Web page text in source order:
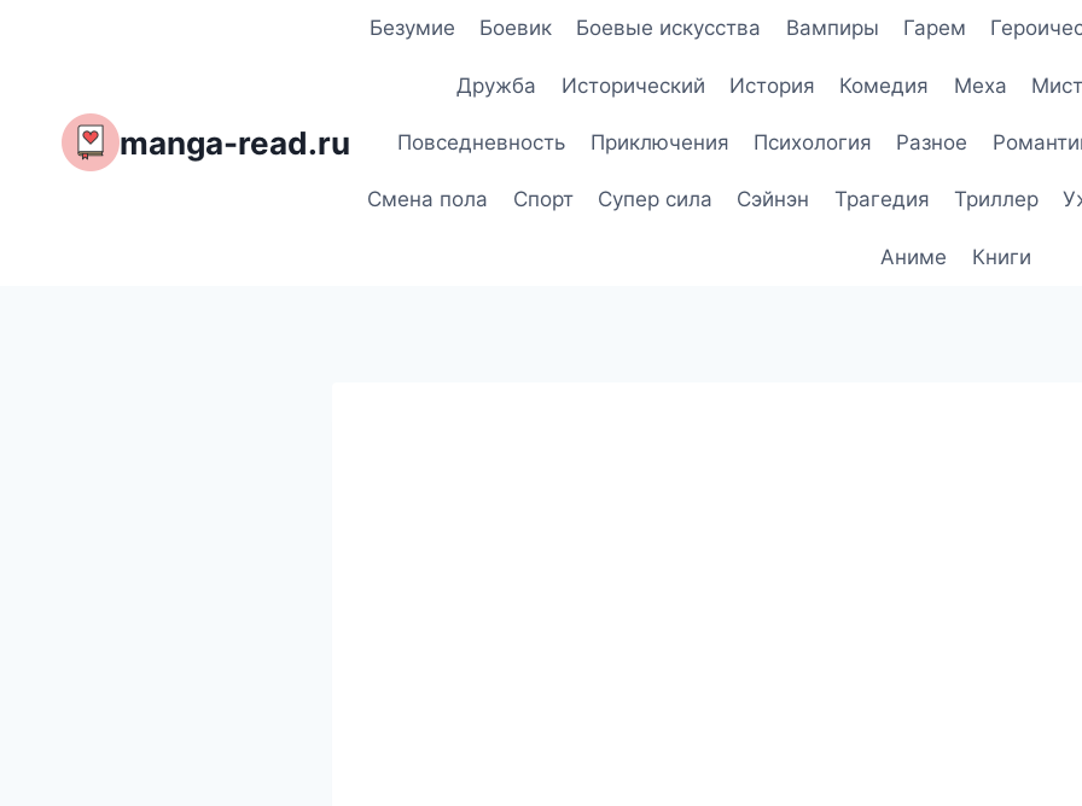
manga-read.ru
Безумие Боевик Боевые искусства Вампиры Гарем
Дружба Исторический История Комедия Меха
Повседневность Приключения Психология Разное
Смена пола Спорт Супер сила Сэйнэн Трагедия Триллер
Аниме Книги